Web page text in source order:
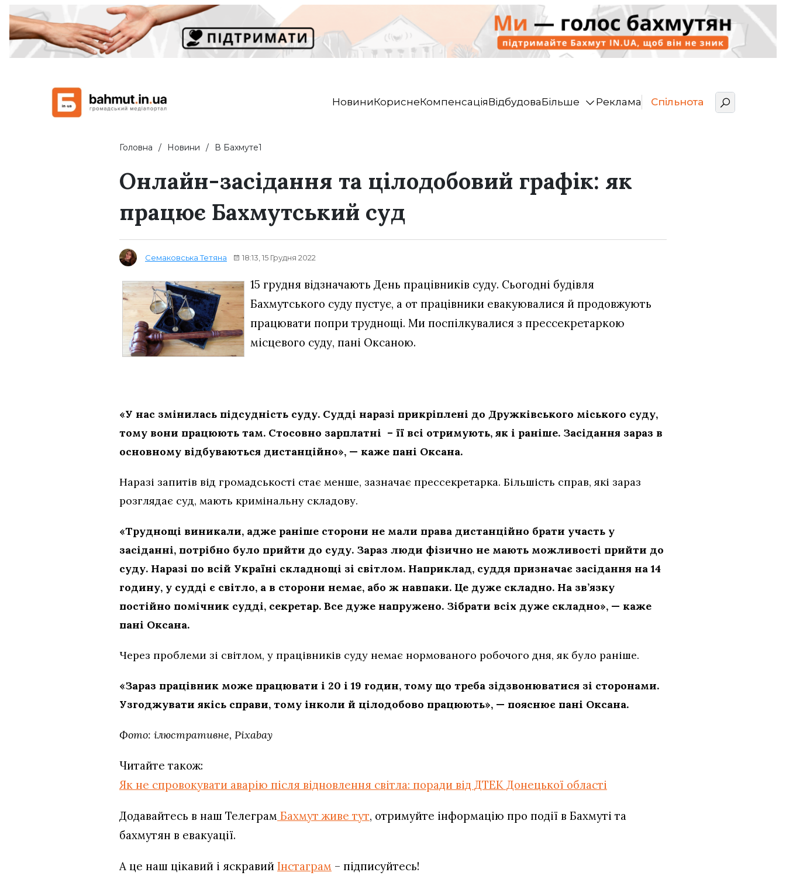
НовиниКориснеКомпенсаціяВідбудоваБільше Реклама Спільнота
Головна Новини В Бахмуте1
Онлайн-засідання та цілодобовий графік: як
працює Бахмутський суд
Семаковська Тетяна 18:13, 15 Грудня 2022
15 грудня відзначають День працівників суду. Сьогодні будівля
Бахмутського суду пустує, а от працівники евакуювалися й продовжують
працювати попри труднощі. Ми поспілкувалися з прессекретаркою
місцевого суду, пані Оксаною.
«У нас змінилась підсудність суду. Судді наразі прикріплені до Дружківського міського суду,
тому вони працюють там. Стосовно зарплатні – її всі отримують, як і раніше. Засідання зараз в
основному відбуваються дистанційно», — каже пані Оксана.
Наразі запитів від громадськості стає менше, зазначає прессекретарка. Більшість справ, які зараз
розглядає суд, мають кримінальну складову.
«Труднощі виникали, адже раніше сторони не мали права дистанційно брати участь у
засіданні, потрібно було прийти до суду. Зараз люди фізично не мають можливості прийти до
суду. Наразі по всій Україні складнощі зі світлом. Наприклад, суддя призначає засідання на 14
годину, у судді є світло, а в сторони немає, або ж навпаки. Це дуже складно. На зв’язку
постійно помічник судді, секретар. Все дуже напружено. Зібрати всіх дуже складно», — каже
пані Оксана.
Через проблеми зі світлом, у працівників суду немає нормованого робочого дня, як було раніше.
«Зараз працівник може працювати і 20 і 19 годин, тому що треба зідзвонюватися зі сторонами.
Узгоджувати якісь справи, тому інколи й цілодобово працюють», — пояснює пані Оксана.
Фото: ілюстративне, Pixabay
Читайте також:
Як не спровокувати аварію після відновлення світла: поради від ДТЕК Донецької області
Додавайтесь в наш Телеграм Бахмут живе тут, отримуйте інформацію про події в Бахмуті та
бахмутян в евакуації.
А це наш цікавий і яскравий Інстаграм – підписуйтесь!